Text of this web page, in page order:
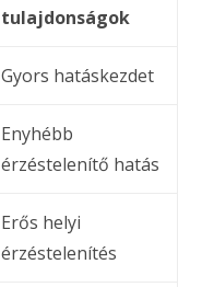
tulajdonságok
Gyors hatáskezdet
Enyhébb
érzéstelenítő hatás
Erős helyi
érzéstelenítés